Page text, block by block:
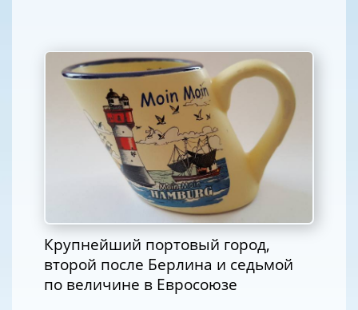
Крупнейший портовый город,
второй после Берлина и седьмой
по величине в Евросоюзе